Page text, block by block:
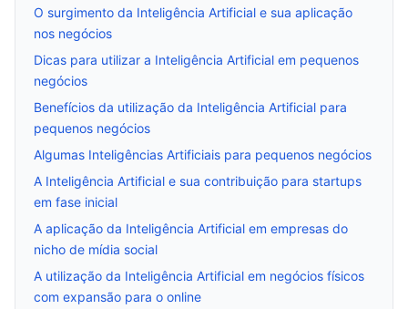
O surgimento da Inteligência Artificial e sua aplicação
nos negócios
Dicas para utilizar a Inteligência Artificial em pequenos
negócios
Benefícios da utilização da Inteligência Artificial para
pequenos negócios
Algumas Inteligências Artificiais para pequenos negócios
A Inteligência Artificial e sua contribuição para startups
em fase inicial
A aplicação da Inteligência Artificial em empresas do
nicho de mídia social
A utilização da Inteligência Artificial em negócios físicos
com expansão para o online